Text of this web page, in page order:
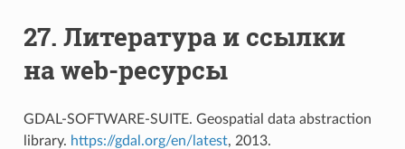
27. Литература и ссылки
на web-ресурсы
GDAL-SOFTWARE-SUITE. Geospatial data abstraction
library. https://gdal.org/en/latest, 2013.